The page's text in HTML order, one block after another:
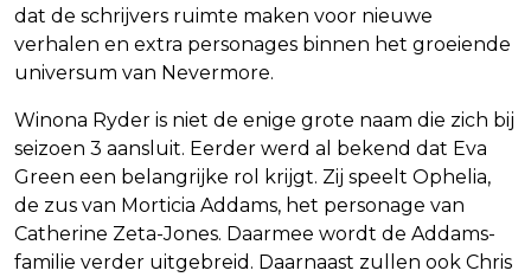
dat de schrijvers ruimte maken voor nieuwe
verhalen en extra personages binnen het groeiende
universum van Nevermore.
Winona Ryder is niet de enige grote naam die zich bij
seizoen 3 aansluit. Eerder werd al bekend dat Eva
Green een belangrijke rol krijgt. Zij speelt Ophelia,
de zus van Morticia Addams, het personage van
Catherine Zeta-Jones. Daarmee wordt de Addams-
familie verder uitgebreid. Daarnaast zullen ook Chris